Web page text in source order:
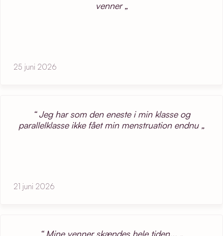
venner
25 juni 2026
Jeg har som den eneste i min klasse og
parallelklasse ikke fået min menstruation endnu
21 juni 2026
Mine venner skændes hele tiden...